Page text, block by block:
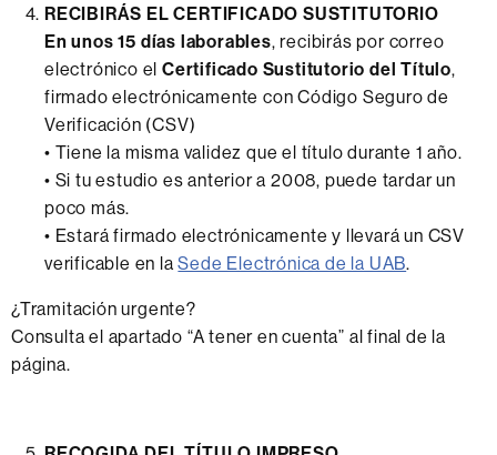
RECIBIRÁS EL CERTIFICADO SUSTITUTORIO
En unos 15 días laborables, recibirás por correo
electrónico elCertificado Sustitutorio del Título,
firmado electrónicamente con Código Seguro de
Verificación (CSV)
• Tiene la misma validez que el título durante 1 año.
• Si tu estudio es anterior a 2008, puede tardar un
poco más.
• Estará firmado electrónicamente y llevará un CSV
verificable en laSede Electrónica de la UAB.
¿Tramitación urgente?
Consulta el apartado “A tener en cuenta” al final de la
página.